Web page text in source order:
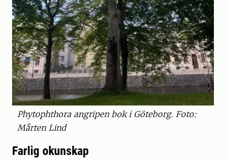
Phytophthora angripen bok i Göteborg. Foto:
Mårten Lind
Farlig okunskap